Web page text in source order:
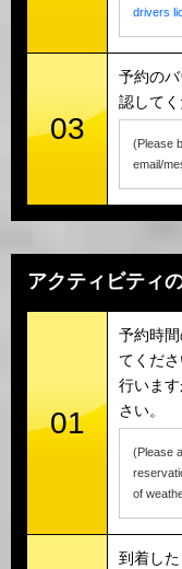
drivers
03
予約の
認してく
(Please
email/
アクティビティ
01
予約時
てくだ
行いま
さい。
(Please
of
到着し